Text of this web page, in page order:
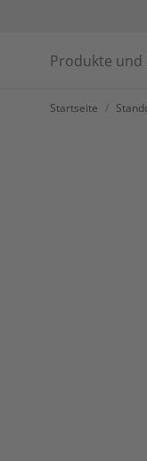
Produkte und
Startseite /